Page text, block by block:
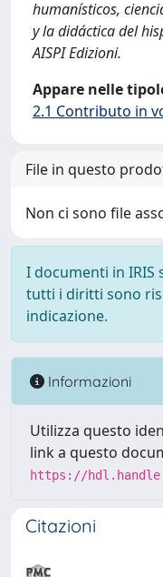
humanísticos,
y la didáctica del
AISPI Edizioni.
Appare nelle
2.1 Contributo in
File in questo
Non ci sono file
I documenti in
tutti i diritti sono
indicazione.
Informazioni
Utilizza questo
link a questo
https://
Citazioni